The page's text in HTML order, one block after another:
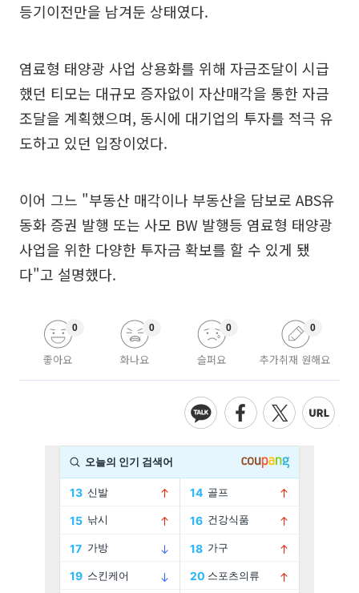
등기이전만을 남겨둔 상태였다.
염료형 태양광 사업 상용화를 위해 자금조달이 시급
했던 티모는 대규모 증자없이 자산매각을 통한 자금
조달을 계획했으며, 동시에 대기업의 투자를 적극 유
도하고 있던 입장이었다.
이어 그느 "부동산 매각이나 부동산을 담보로 ABS유
동화 증권 발행 또는 사모 BW 발행등 염료형 태양광
사업을 위한 다양한 투자금 확보를 할 수 있게 됐
다"고 설명했다.
좋아요
0
화나요
0
슬퍼요
0
추가취재 원해요
0